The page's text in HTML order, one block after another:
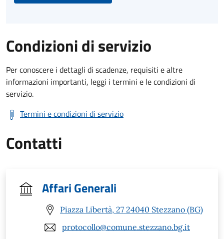
Condizioni di servizio
Per conoscere i dettagli di scadenze, requisiti e altre
informazioni importanti, leggi i termini e le condizioni di
servizio.
Termini e condizioni di servizio
Contatti
Affari Generali
Piazza Libertà, 27 24040 Stezzano (BG)
protocollo@comune.stezzano.bg.it